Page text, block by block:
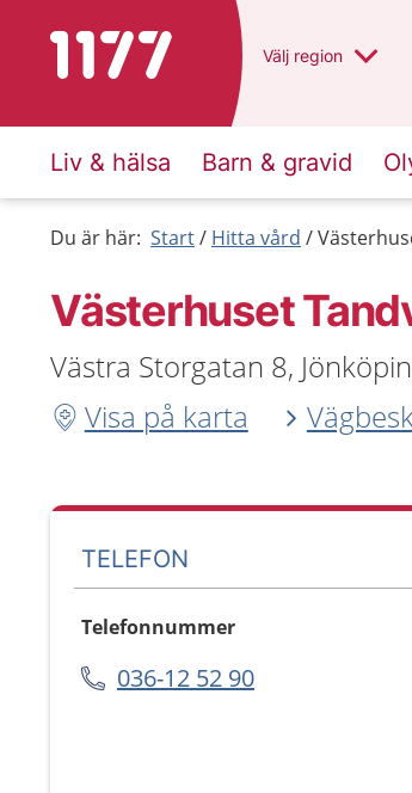
Till startsidan för 1177 Välj region
Liv & hälsa Barn & gravid
Du är här: Start Hitta vård
Västerhuset
Västra Storgatan 8,
Visa på karta
TELEFON
Telefonnummer
036-12 52 90